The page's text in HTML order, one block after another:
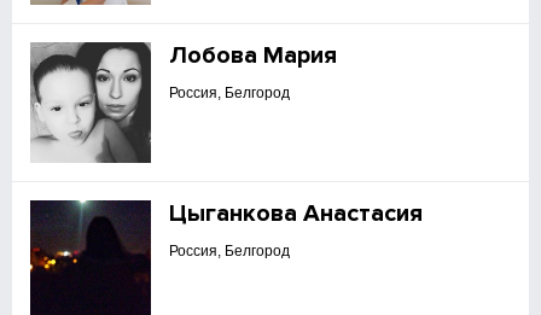
Лобова Мария
Россия, Белгород
Цыганкова Анастасия
Россия, Белгород